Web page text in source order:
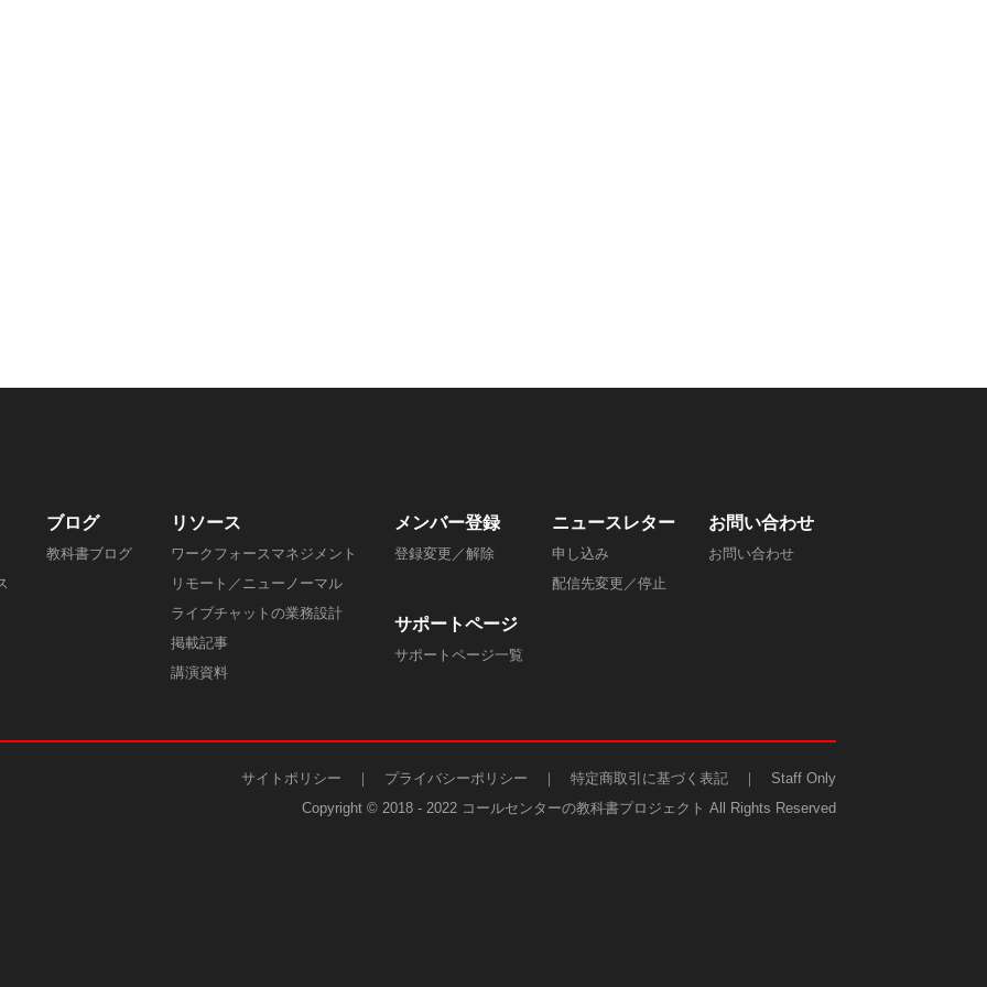
ブログ
教科書ブログ
リソース
ワークフォースマネジメント
リモート／ニューノーマル
ライブチャットの業務設計
掲載記事
​講演資料
メンバー登録
登録変更／解除
サポートページ
​サポートページ一覧
ニュースレター
申し込み
配信先変更／停止
​お問い合わせ
お問い合わせ
サイトポリシー ｜ プライバシーポリシー ｜ 特定商取引に基づく表記 ｜ Staff Only
Copyright © 2018 - 2022 コールセンターの教科書プロジェクト All Rights Reserved​